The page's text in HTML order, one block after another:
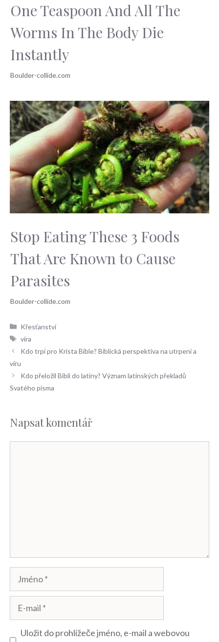
One Teaspoon And All The
Worms In The Body Die
Instantly
Stop Eating These 3 Foods
That Are Known to Cause
Parasites
Rubriky
Křesťanství
Štítky
víra
Kdo trpí pro Krista Bible? Biblická perspektiva na utrpení a
víru
Kdo přeložil Bibli do latiny? Význam latinských překladů
Svatého písma
Napsat komentář
Jméno
mail
Uložit do prohlížeče jméno, e-mail a webovou